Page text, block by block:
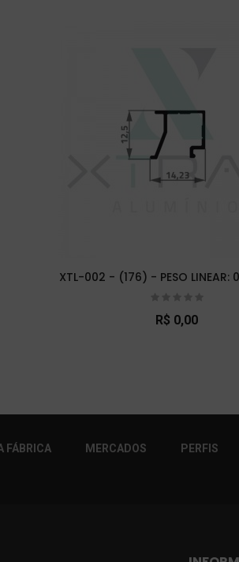
XTL-002 - (176) - PESO
R$ 0,00
FÁBRICA MERCADOS PERFIS